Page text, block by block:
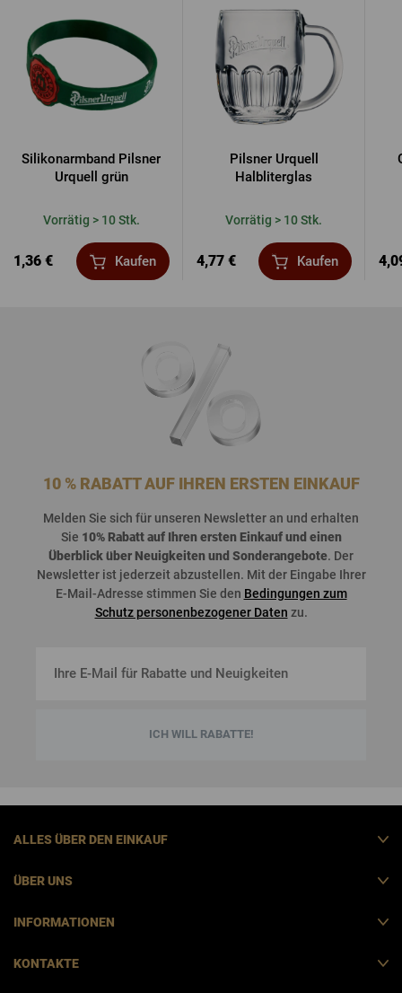
Silikonarmband Pilsner
Urquell grün
Vorrätig > 10 Stk.
1,36 € Kaufen
Pilsner Urquell
Halbliterglas
Vorrätig > 10 Stk.
4,77 € Kaufen
10 % RABATT AUF IHREN ERSTEN EINKAUF
Melden Sie sich für unseren Newsletter an und erhalten
Sie 10% Rabattauf Ihren ersten Einkaufund einen
Überblicküber Neuigkeiten und Sonderangebote. Der
Newsletter ist jederzeit abzustellen. Mit der Eingabe Ihrer
E-Mail-Adresse stimmen Sie den Bedingungen zum
Schutz personenbezogener Daten zu.
ICH WILL RABATTE!
ALLES ÜBER DEN EINKAUF
ÜBER UNS
INFORMATIONEN
KONTAKTE